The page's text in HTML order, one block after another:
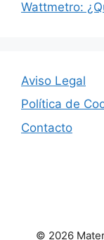
Wattmetro:
Aviso Legal
Política de
Contacto
© 2026